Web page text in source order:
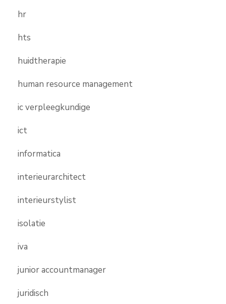
hr
hts
huidtherapie
human resource management
ic verpleegkundige
ict
informatica
interieurarchitect
interieurstylist
isolatie
iva
junior accountmanager
juridisch